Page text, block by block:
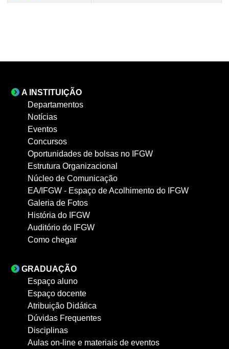
A INSTITUIÇÃO
Departamentos
Notícias
Eventos
Concursos
Oportunidades de bolsas no IFGW
Estrutura Organizacional
Núcleo de Comunicação
EA/IFGW - Espaço de Acolhimento do IFGW
Galeria de Fotos
História do IFGW
Auditório do IFGW
Como chegar
GRADUAÇÃO
Espaço aluno
Espaço docente
Atribuição Didática
Dúvidas Frequentes
Disciplinas
Aulas on-line e materiais de eventos